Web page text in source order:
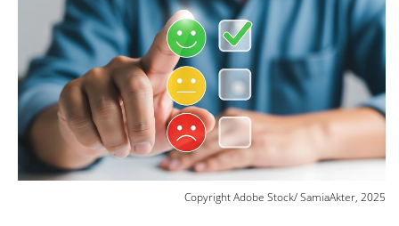
Copyright Adobe Stock/ SamiaAkter, 2025